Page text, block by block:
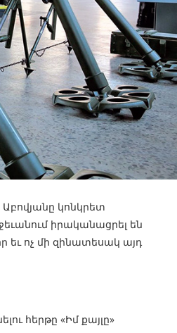
կոնկրետ
իրականացրել են
եւ ոչ մի զինատեսակ այդ
հերթը «Իմ քայլը»